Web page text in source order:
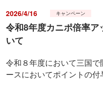
2026/4/16 キャンペーン
令和8年度カニポ倍率
いて
令和８年度において三国
ースにおいてポイントの付